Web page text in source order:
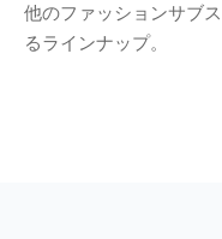
他のファッションサブ
るラインナップ。